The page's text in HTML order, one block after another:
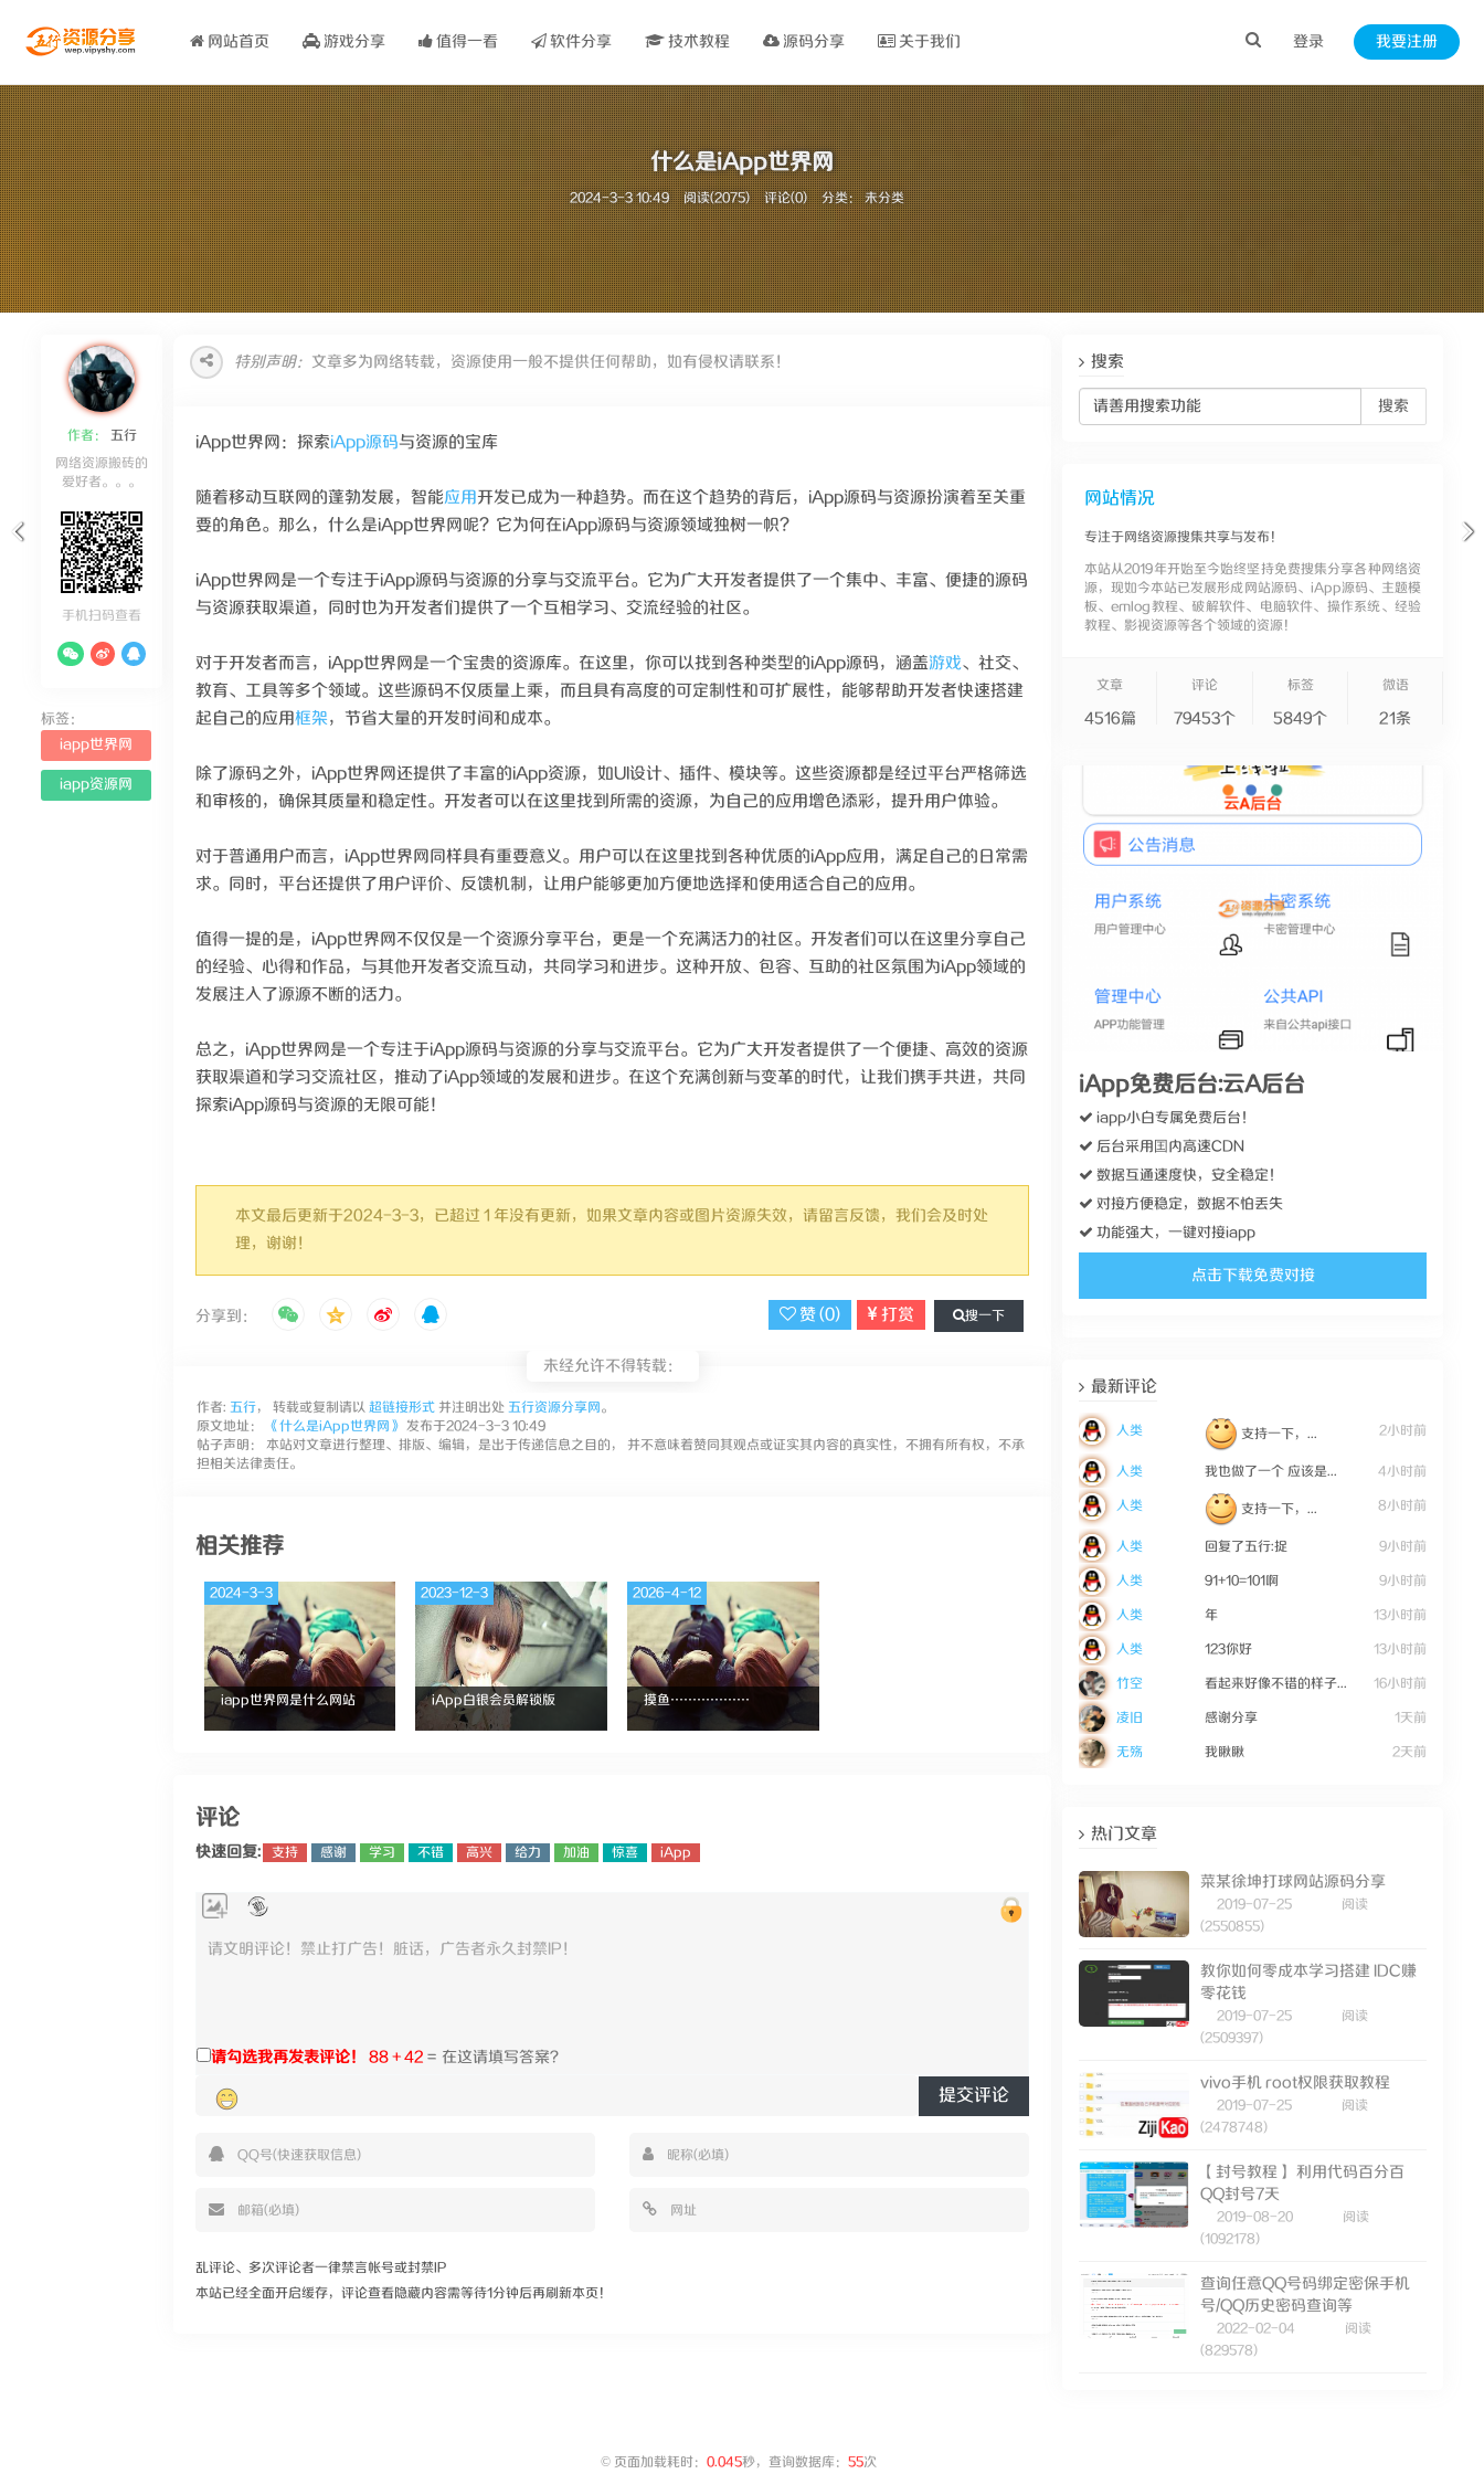
登录 我要注册
网站首页 游戏分享 值得一看 软件分享 技术教程 源码分享 关于我们
什么是iApp世界网
2024-3-3 10:49 阅读(2075) 评论(0) 分类： 未分类
作者：
五行
网络资源搬砖的
爱好者。。。
手机扫码查看
标签：
iapp世界网
iapp资源网
特别声明： 文章多为网络转载，资源使用一般不提供任何帮助，如有侵权请联系！
iApp世界网：探索iApp源码与资源的宝库
随着移动互联网的蓬勃发展，智能应用开发已成为一种趋势。而在这个趋势的背后，iApp源码与资源扮演着至关重
要的角色。那么，什么是iApp世界网呢？它为何在iApp源码与资源领域独树一帜？
iApp世界网是一个专注于iApp源码与资源的分享与交流平台。它为广大开发者提供了一个集中、丰富、便捷的源码
与资源获取渠道，同时也为开发者们提供了一个互相学习、交流经验的社区。
对于开发者而言，iApp世界网是一个宝贵的资源库。在这里，你可以找到各种类型的iApp源码，涵盖游戏、社交、
教育、工具等多个领域。这些源码不仅质量上乘，而且具有高度的可定制性和可扩展性，能够帮助开发者快速搭建
起自己的应用框架，节省大量的开发时间和成本。
除了源码之外，iApp世界网还提供了丰富的iApp资源，如UI设计、插件、模块等。这些资源都是经过平台严格筛选
和审核的，确保其质量和稳定性。开发者可以在这里找到所需的资源，为自己的应用增色添彩，提升用户体验。
对于普通用户而言，iApp世界网同样具有重要意义。用户可以在这里找到各种优质的iApp应用，满足自己的日常需
求。同时，平台还提供了用户评价、反馈机制，让用户能够更加方便地选择和使用适合自己的应用。
值得一提的是，iApp世界网不仅仅是一个资源分享平台，更是一个充满活力的社区。开发者们可以在这里分享自己
的经验、心得和作品，与其他开发者交流互动，共同学习和进步。这种开放、包容、互助的社区氛围为iApp领域的
发展注入了源源不断的活力。
总之，iApp世界网是一个专注于iApp源码与资源的分享与交流平台。它为广大开发者提供了一个便捷、高效的资源
获取渠道和学习交流社区，推动了iApp领域的发展和进步。在这个充满创新与变革的时代，让我们携手共进，共同
探索iApp源码与资源的无限可能！
本文最后更新于2024-3-3，已超过 1 年没有更新，如果文章内容或图片资源失效，请留言反馈，我们会及时处
理，谢谢！
分享到： 赞 (0) 打赏 搜一下
未经允许不得转载：
作者: 五行， 转载或复制请以 超链接形式 并注明出处 五行资源分享网。
原文地址：
《什么是iApp世界网》 发布于2024-3-3 10:49
帖子声明： 本站对文章进行整理、排版、编辑，是出于传递信息之目的， 并不意味着赞同其观点或证实其内容的真实性，不拥有所有权，不承
担相关法律责任。
相关推荐
iapp世界网是什么网站
2024-3-3
iApp白银会员解锁版
2023-12-3
摸鱼………………
2026-4-12
评论
快速回复: 支持 感谢 学习 不错 高兴 给力 加油 惊喜 iApp
请勾选我再发表评论！ 88 + 42 =
提交评论
乱评论、多次评论者一律禁言帐号或封禁IP
本站已经全面开启缓存，评论查看隐藏内容需等待1分钟后再刷新本页！
搜索
搜索
网站情况
专注于网络资源搜集共享与发布！
本站从2019年开始至今始终坚持免费搜集分享各种网络资
源，现如今本站已发展形成网站源码、iApp源码、主题模
板、emlog教程、破解软件、电脑软件、操作系统、经验
教程、影视资源等各个领域的资源！
文章
4516篇
评论
79453个
标签
5849个
微语
21条
iApp免费后台:云A后台
iapp小白专属免费后台！
后台采用囯内高速CDN
数据互通速度快，安全稳定！
对接方便稳定，数据不怕丢失
功能强大，一键对接iapp
点击下载免费对接
最新评论
2小时前
人类 支持一下，...
4小时前
人类 我也做了一个 应该是...
8小时前
人类 支持一下，...
9小时前
人类 回复了五行:捉
9小时前
人类 91+10=101啊
13小时前
人类 年
13小时前
人类 123你好
16小时前
竹空 看起来好像不错的样子...
1天前
凌旧 感谢分享
2天前
无殇 我瞅瞅
热门文章
菜某徐坤打球网站源码分享
2019-07-25
阅读
(2550855)
教你如何零成本学习搭建 IDC赚
零花钱
2019-07-25
阅读
(2509397)
vivo手机 root权限获取教程
2019-07-25
阅读
(2478748)
【封号教程】 利用代码百分百
QQ封号7天
2019-08-20
阅读
(1092178)
查询任意QQ号码绑定密保手机
号/QQ历史密码查询等
2022-02-04
阅读
(829578)
© 页面加载耗时： 0.045秒，查询数据库： 55次